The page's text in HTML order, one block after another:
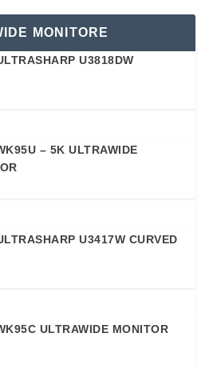
MONITORE
U3818DW
– 5K ULTRAWIDE
U3417W CURVED
ULTRAWIDE MONITOR